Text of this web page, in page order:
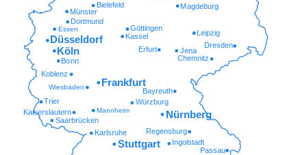
Passau
Ingolstadt
Regensburg
Karlsruhe
Saarbrücken
Kaiserslautern Mannheim
Würzburg
Trier
Wiesbaden Bayreuth
Koblenz
Chemnitz
Bonn
Erfurt Jena
Dresden
Kassel
Göttingen
Essen
Dortmund
Münster
Magdeburg
Bielefeld
Stuttgart
Nürnberg
Frankfurt
Köln
Düsseldorf
Leipzig